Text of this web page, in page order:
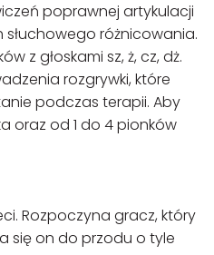
poprawnej artykulacji
słuchowego różnicowania.
z głoskami sz, ż, cz, dż.
rozgrywki, które
podczas terapii. Aby
oraz od 1 do 4 pionków
Rozpoczyna gracz, który
się on do przodu o tyle